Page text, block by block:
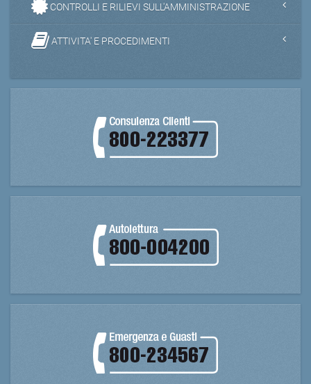
CONTROLLI E RILIEVI SULL'AMMINISTRAZIONE
ATTIVITA' E PROCEDIMENTI